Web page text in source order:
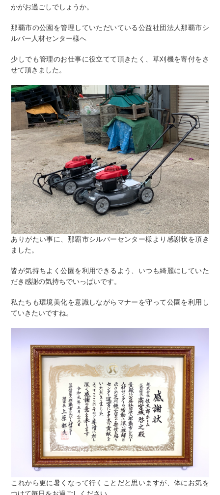
かがお過ごしでしょうか。
那覇市の公園を管理していただいている公益社団法人那覇市シ
ルバー人材センター様へ
少しでも管理のお仕事に役立てて頂きたく、草刈機を寄付をさ
せて頂きました。
ありがたい事に、那覇市シルバーセンター様より感謝状を頂き
ました。
皆が気持ちよく公園を利用できるよう、いつも綺麗にしていた
だき感謝の気持ちでいっぱいです。
私たちも環境美化を意識しながらマナーを守って公園を利用し
ていきたいですね。
これから更に暑くなって行くことだと思いますが、体にお気を